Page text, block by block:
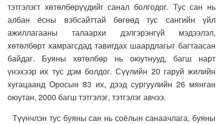
тэтгэлэгт хөтөлбөрүүдийг санал болгодог. Тус сан нь
албан ёсны вэбсайттай бөгөөд тус сангийн үйл
ажиллагааны талаархи дэлгэрэнгүй мэдээлэл,
хөтөлбөрт хамрагсдад тавигдах шаардлагыг багтаасан
байдаг. Буяны хөтөлбөр нь оюутнууд, багш нарт
үнэхээр их тус дэм болдог. Сүүлийн 20 гаруй жилийн
хугацаанд Оросын 83 их, дээд сургуулийн 26 мянган
оюутан, 2000 багш тэтгэлэг, тэтгэлэг авчээ.
Түүнчлэн тус буяны сан нь соёлын санаачлага, буяны